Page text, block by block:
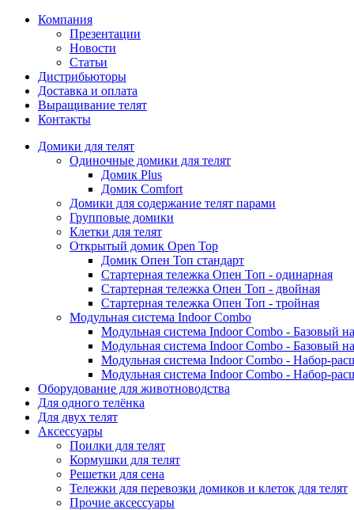
Компания
Презентации
Новости
Статьи
Дистрибьюторы
Доставка и оплата
Выращивание телят
Контакты
Домики для телят
Одиночные домики для телят
Домик Plus
Домик Comfort
Домики для содержание телят парами
Групповые домики
Клетки для телят
Открытый домик Open Top
Домик Опен Топ стандарт
Стартерная тележка Опен Топ - одинарная
Стартерная тележка Опен Топ - двойная
Стартерная тележка Опен Топ - тройная
Модульная система Indoor Combo
Модульная система Indoor Combo - Базовый
Модульная система Indoor Combo - Базовый
Модульная система Indoor Combo - Набор-
Модульная система Indoor Combo - Набор-
Оборудование для животноводства
Для одного телёнка
Для двух телят
Аксессуары
Поилки для телят
Кормушки для телят
Решетки для сена
Тележки для перевозки домиков и клеток для телят
Прочие аксессуары